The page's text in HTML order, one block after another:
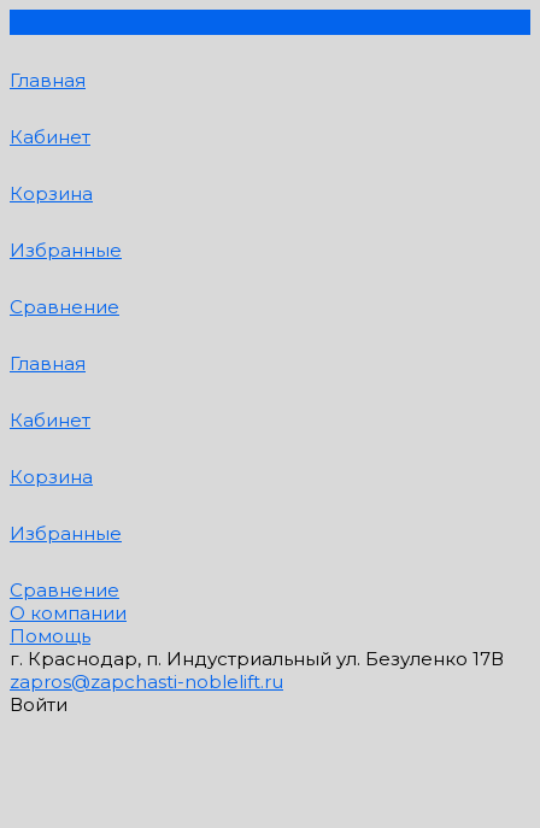
Главная
Кабинет
Корзина
Избранные
Сравнение
Главная
Кабинет
Корзина
Избранные
Сравнение
О компании
Помощь
г. Краснодар, п. Индустриальный ул. Безуленко 17В
zapros@zapchasti-noblelift.ru
Войти